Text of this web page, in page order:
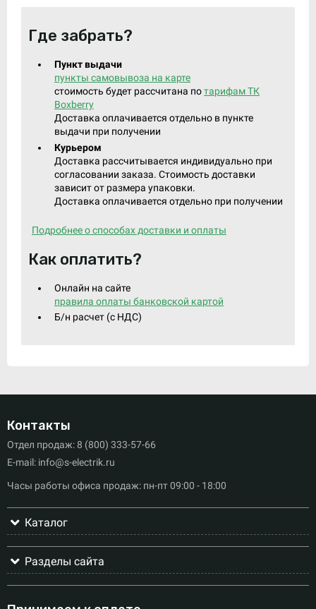
Где забрать?
Пункт выдачи
пункты самовывоза на карте
стоимость будет рассчитана потарифам ТК
Boxberry
Доставка оплачивается отдельно в пункте
выдачи при получении
Курьером
Доставка рассчитывается индивидуально при
согласовании заказа. Стоимость доставки
зависит от размера упаковки.
Доставка оплачивается отдельно при получении
Подробнее о способах доставки и оплаты
Как оплатить?
Онлайн на сайте
правила оплаты банковской картой
Б/н расчет (c НДС)
Контакты
Отдел продаж: 8 (800) 333-57-66
E-mail: info@s-electrik.ru
Часы работы офиса продаж: пн-пт 09:00 - 18:00
Каталог
Разделы сайта